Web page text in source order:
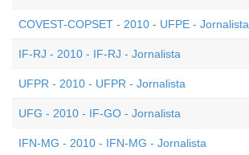
COVEST-COPSET - 2010 - UFPE - Jornalista
IF-RJ - 2010 - IF-RJ - Jornalista
UFPR - 2010 - UFPR - Jornalista
UFG - 2010 - IF-GO - Jornalista
IFN-MG - 2010 - IFN-MG - Jornalista